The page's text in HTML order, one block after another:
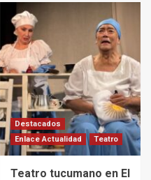
Destacados
Enlace Actualidad
Teatro
Teatro tucumano en El